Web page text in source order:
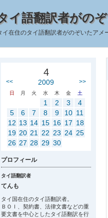
イ語翻訳者がの
イ在住のタイ語翻訳者がのぞいたア
4
<< 2009 >>
日 月 火 水 木 金 土
1 2 3
4
5
6 7 8 9 10 11
12 13 14 15 16 17 18
19 20 21 22 23 24 25
26 27 28 29 30
プロフィール
タイ語翻訳者
てんも
タイ国在住のタイ語翻訳者。
ＢＯＩ、契約書、法律文書などの重
要文書を中心としたタイ語翻訳を行